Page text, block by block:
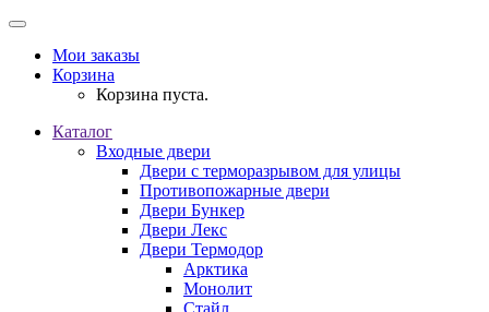
Мои заказы
Корзина
Корзина пуста.
Каталог
Входные двери
Двери с терморазрывом для улицы
Противопожарные двери
Двери Бункер
Двери Лекс
Двери Термодор
Арктика
Монолит
Стайл